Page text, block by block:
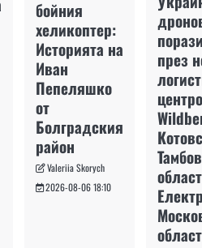
бойния
хеликоптер:
Историята на
Иван
Пепеляшко
от
Болградския
район
Valeriia Skorych
2026-08-06 18:10
през
област